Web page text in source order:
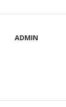
ADMIN